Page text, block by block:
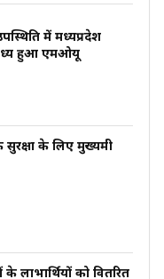
में मध्यप्रदेश
मध्य हुआ एमओयू
के लिए मुख्यमंत्री
लाभार्थियों को वितरित